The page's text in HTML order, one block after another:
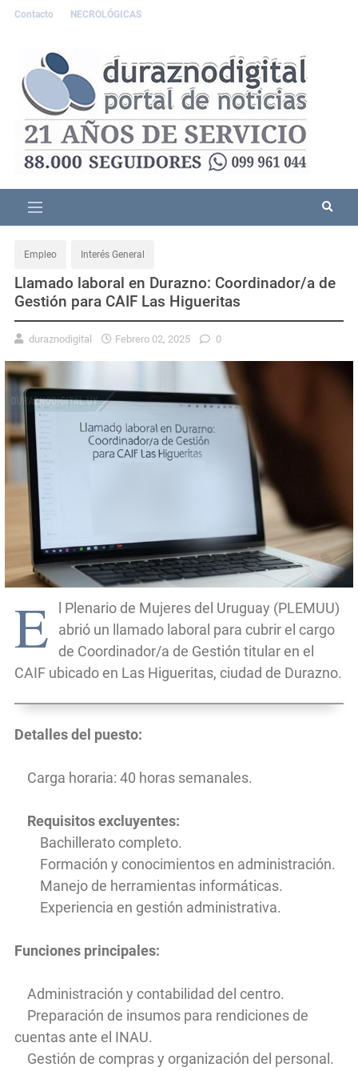
Contacto NECROLÓGICAS
Empleo Interés General
Llamado laboral en Durazno: Coordinador/a de
Gestión para CAIF Las Higueritas
duraznodigital Febrero 02, 2025 0
E
l Plenario de Mujeres del Uruguay (PLEMUU)
abrió un llamado laboral para cubrir el cargo
de Coordinador/a de Gestión titular en el
CAIF ubicado en Las Higueritas, ciudad de Durazno.
Detalles del puesto:
Carga horaria: 40 horas semanales.
Requisitos excluyentes:
Bachillerato completo.
Formación y conocimientos en administración.
Manejo de herramientas informáticas.
Experiencia en gestión administrativa.
Funciones principales:
Administración y contabilidad del centro.
Preparación de insumos para rendiciones de
cuentas ante el INAU.
Gestión de compras y organización del personal.